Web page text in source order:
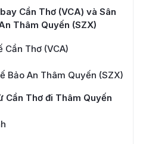
Cần Thơ (VCA) và Sân
Thâm Quyến (SZX)
Cần Thơ (VCA)
Bảo An Thâm Quyến (SZX)
Cần Thơ đi Thâm Quyến